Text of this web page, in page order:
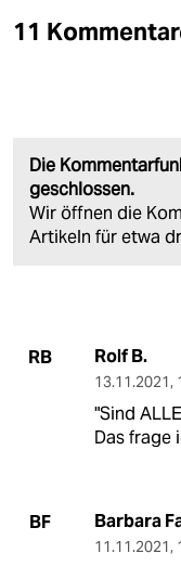
11
Die
geschlossen.
Wir öffnen die
Artikeln für etwa
RB Rolf B.
13.11.2021,
"Sind
Das frage
BF Barbara
11.11.2021,